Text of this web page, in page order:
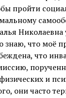
пройти
знаю, что моё
что
и
они часто